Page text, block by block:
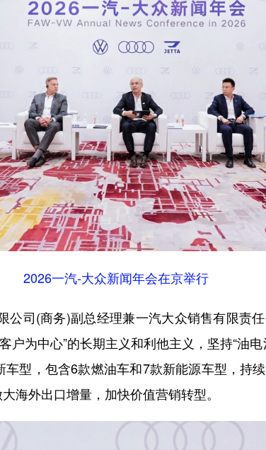
2026一汽-大众新闻年会在京举行
公司(商务)副总经理兼一汽大众销售有限责
户为中心”的长期主义和利他主义，坚持“油
车型，包含6款燃油车和7款新能源车型，持
海外出口增量，加快价值营销转型。